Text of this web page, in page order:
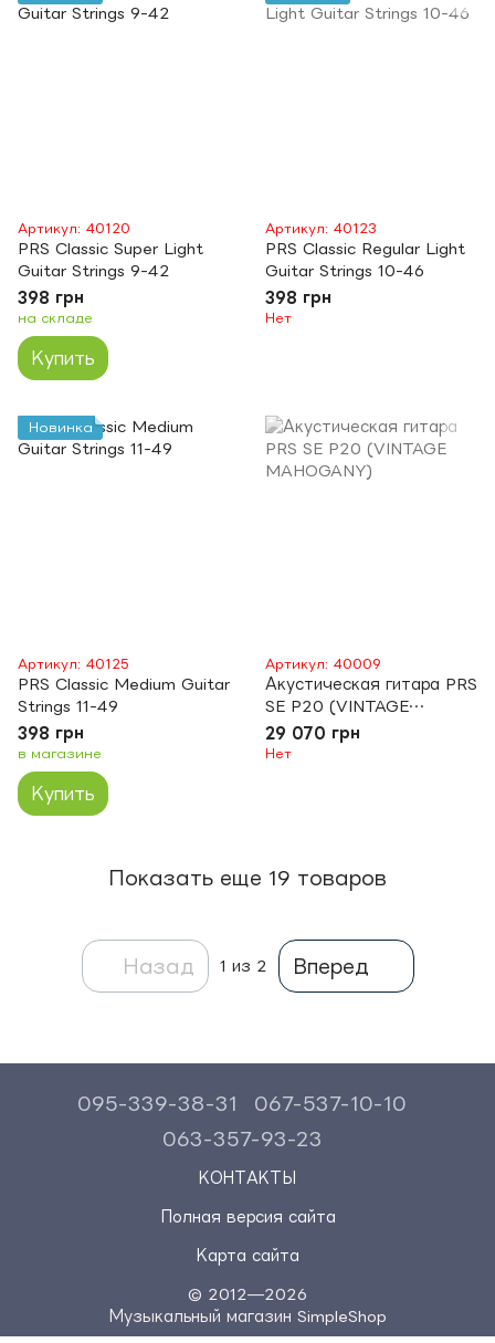
Артикул: 40120
PRS Classic Super Light
Guitar Strings 9-42
398 грн
на складе
Купить
Артикул: 40123
PRS Classic Regular Light
Guitar Strings 10-46
398 грн
Нет
Новинка
Артикул: 40125
PRS Classic Medium Guitar
Strings 11-49
398 грн
в магазине
Купить
Артикул: 40009
Акустическая гитара PRS
SE P20 (VINTAGE
MAHOGANY)
29 070 грн
Нет
Показать еще 19 товаров
Назад 1 из 2 Вперед
095-339-38-31
067-537-10-10
063-357-93-23
КОНТАКТЫ
Полная версия сайта
Карта сайта
© 2012—2026
Музыкальный магазин SimpleShop